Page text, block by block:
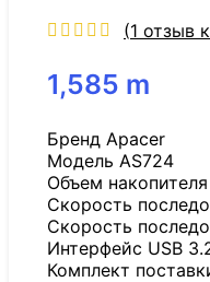
(1 отзыв
1,585 m
Бренд Apacer
Модель AS724
Объем
Скорость
Скорость
Интерфейс USB
Комплект